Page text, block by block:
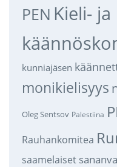
PEN Kieli- ja
kunniajäsen
monikielisyys
Oleg Sentsov Palestiina
Rauhankomitea
saamelaiset